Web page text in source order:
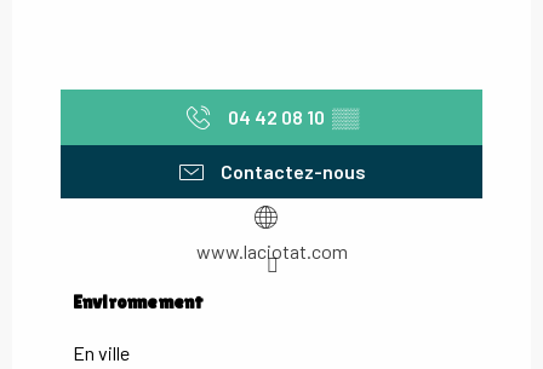
04 42 08 10 ▒▒
Contactez-nous
www.laciotat.com
Environnement
Environnement
En ville